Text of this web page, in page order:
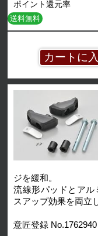
ポイント還元率
送料無料
ジを緩和。
流線形パッドとアル
スアップ効果を両立
意匠登録 No.1762940